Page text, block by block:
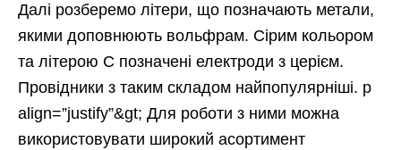
Далі розберемо літери, що позначають метали,
якими доповнюють вольфрам. Сірим кольором
та літерою C позначені електроди з церієм.
Провідники з таким складом найпопулярніші. p
align=”justify”&gt; Для роботи з ними можна
використовувати широкий асортимент